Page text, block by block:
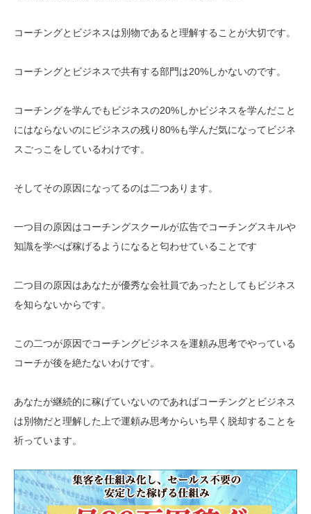
コーチングとビジネスは別物であると理解することが大切です。
コーチングとビジネスで共有する部門は20%しかないのです。
コーチングを学んでもビジネスの20%しかビジネスを学んだこと
にはならないのにビジネスの残り80%も学んだ気になってビジネ
スごっこをしているわけです。
そしてその原因になってるのは二つあります。
一つ目の原因はコーチングスクールが広告でコーチングスキルや
知識を学べば稼げるようになると匂わせていることです
二つ目の原因はあなたが優秀な会社員であったとしてもビジネス
を知らないからです。
この二つが原因でコーチングビジネスを運頼み思考でやっている
コーチが後を絶たないわけです。
あなたが継続的に稼げていないのであればコーチングとビジネス
は別物だと理解した上で運頼み思考からいち早く脱却することを
祈っています。